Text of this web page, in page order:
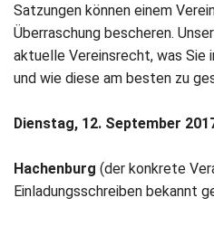
Satzungen können einem
Überraschung bescheren.
aktuelle Vereinsrecht, was Sie
und wie diese am besten zu
Dienstag, 12. September
Hachenburg (der konkrete
Einladungsschreiben bekannt